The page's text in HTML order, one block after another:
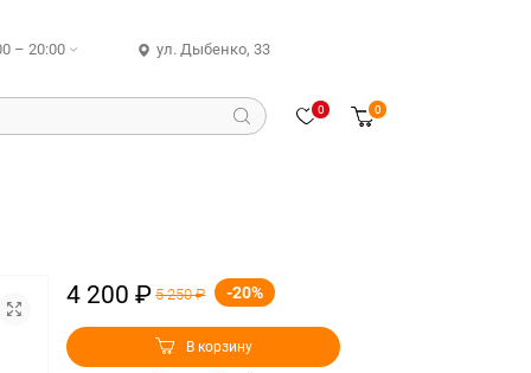
– 20:00 ул. Дыбенко, 33
0 0
4 200 ₽ 5 250 ₽ -20%
В корзину